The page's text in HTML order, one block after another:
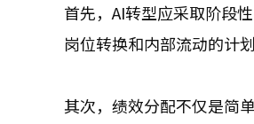
首先，AI转型应采取阶段
岗位转换和内部流动的计
其次，绩效分配不仅是简